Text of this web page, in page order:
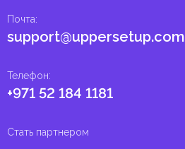
Телефон:
+971 52 184 1181
Почта:
support@uppersetup.com
Стать партнером